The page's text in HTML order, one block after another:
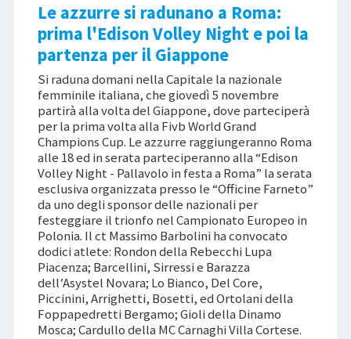
Le azzurre si radunano a Roma:
prima l'Edison Volley Night e poi la
partenza per il Giappone
Si raduna domani nella Capitale la nazionale
femminile italiana, che giovedì 5 novembre
partirà alla volta del Giappone, dove parteciperà
per la prima volta alla Fivb World Grand
Champions Cup. Le azzurre raggiungeranno Roma
alle 18 ed in serata parteciperanno alla “Edison
Volley Night - Pallavolo in festa a Roma” la serata
esclusiva organizzata presso le “Officine Farneto”
da uno degli sponsor delle nazionali per
festeggiare il trionfo nel Campionato Europeo in
Polonia. Il ct Massimo Barbolini ha convocato
dodici atlete: Rondon della Rebecchi Lupa
Piacenza; Barcellini, Sirressi e Barazza
dell’Asystel Novara; Lo Bianco, Del Core,
Piccinini, Arrighetti, Bosetti, ed Ortolani della
Foppapedretti Bergamo; Gioli della Dinamo
Mosca; Cardullo della MC Carnaghi Villa Cortese.